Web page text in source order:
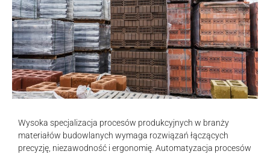
Wysoka specjalizacja procesów produkcyjnych w branży
materiałów budowlanych wymaga rozwiązań łączących
precyzję, niezawodność i ergonomię. Automatyzacja procesów